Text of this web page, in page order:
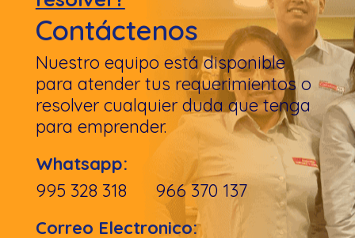
Contáctenos
Nuestro equipo está disponible
para atender tus requerimientos o
resolver cualquier duda que tenga
para emprender.
Whatsapp:
995 328 318 966 370 137
Correo Electronico: